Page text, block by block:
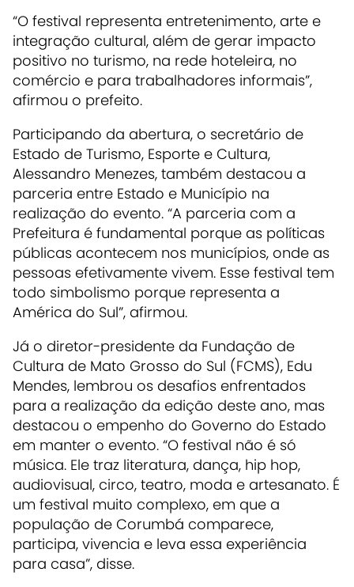
“O festival representa entretenimento, arte e
integração cultural, além de gerar impacto
positivo no turismo, na rede hoteleira, no
comércio e para trabalhadores informais”,
afirmou o prefeito.
Participando da abertura, o secretário de
Estado de Turismo, Esporte e Cultura,
Alessandro Menezes, também destacou a
parceria entre Estado e Município na
realização do evento. “A parceria com a
Prefeitura é fundamental porque as políticas
públicas acontecem nos municípios, onde as
pessoas efetivamente vivem. Esse festival tem
todo simbolismo porque representa a
América do Sul”, afirmou.
Já o diretor-presidente da Fundação de
Cultura de Mato Grosso do Sul (FCMS), Edu
Mendes, lembrou os desafios enfrentados
para a realização da edição deste ano, mas
destacou o empenho do Governo do Estado
em manter o evento. “O festival não é só
música. Ele traz literatura, dança, hip hop,
audiovisual, circo, teatro, moda e artesanato. É
um festival muito complexo, em que a
população de Corumbá comparece,
participa, vivencia e leva essa experiência
para casa”, disse.